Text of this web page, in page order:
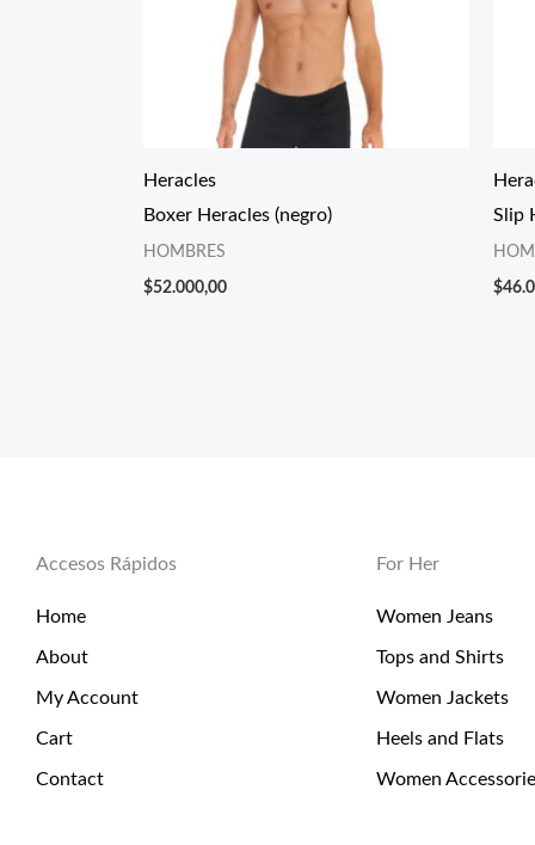
Heracles
Boxer Heracles (negro)
HOMBRES
$52.000,00
Slip
$
Accesos Rápidos
Home
About
My Account
Cart
Contact
For Her
Women Jeans
Tops and Shirts
Women Jackets
Heels and Flats
Women